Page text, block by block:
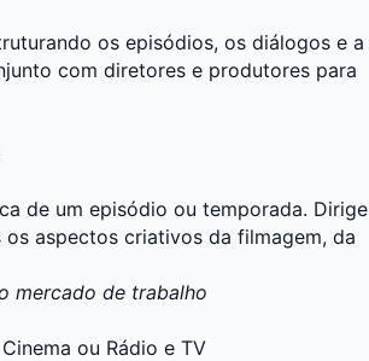
os episódios, os diálogos e a
com diretores e produtores para
de um episódio ou temporada. Dirige
aspectos criativos da filmagem, da
mercado de trabalho
Cinema ou Rádio e TV